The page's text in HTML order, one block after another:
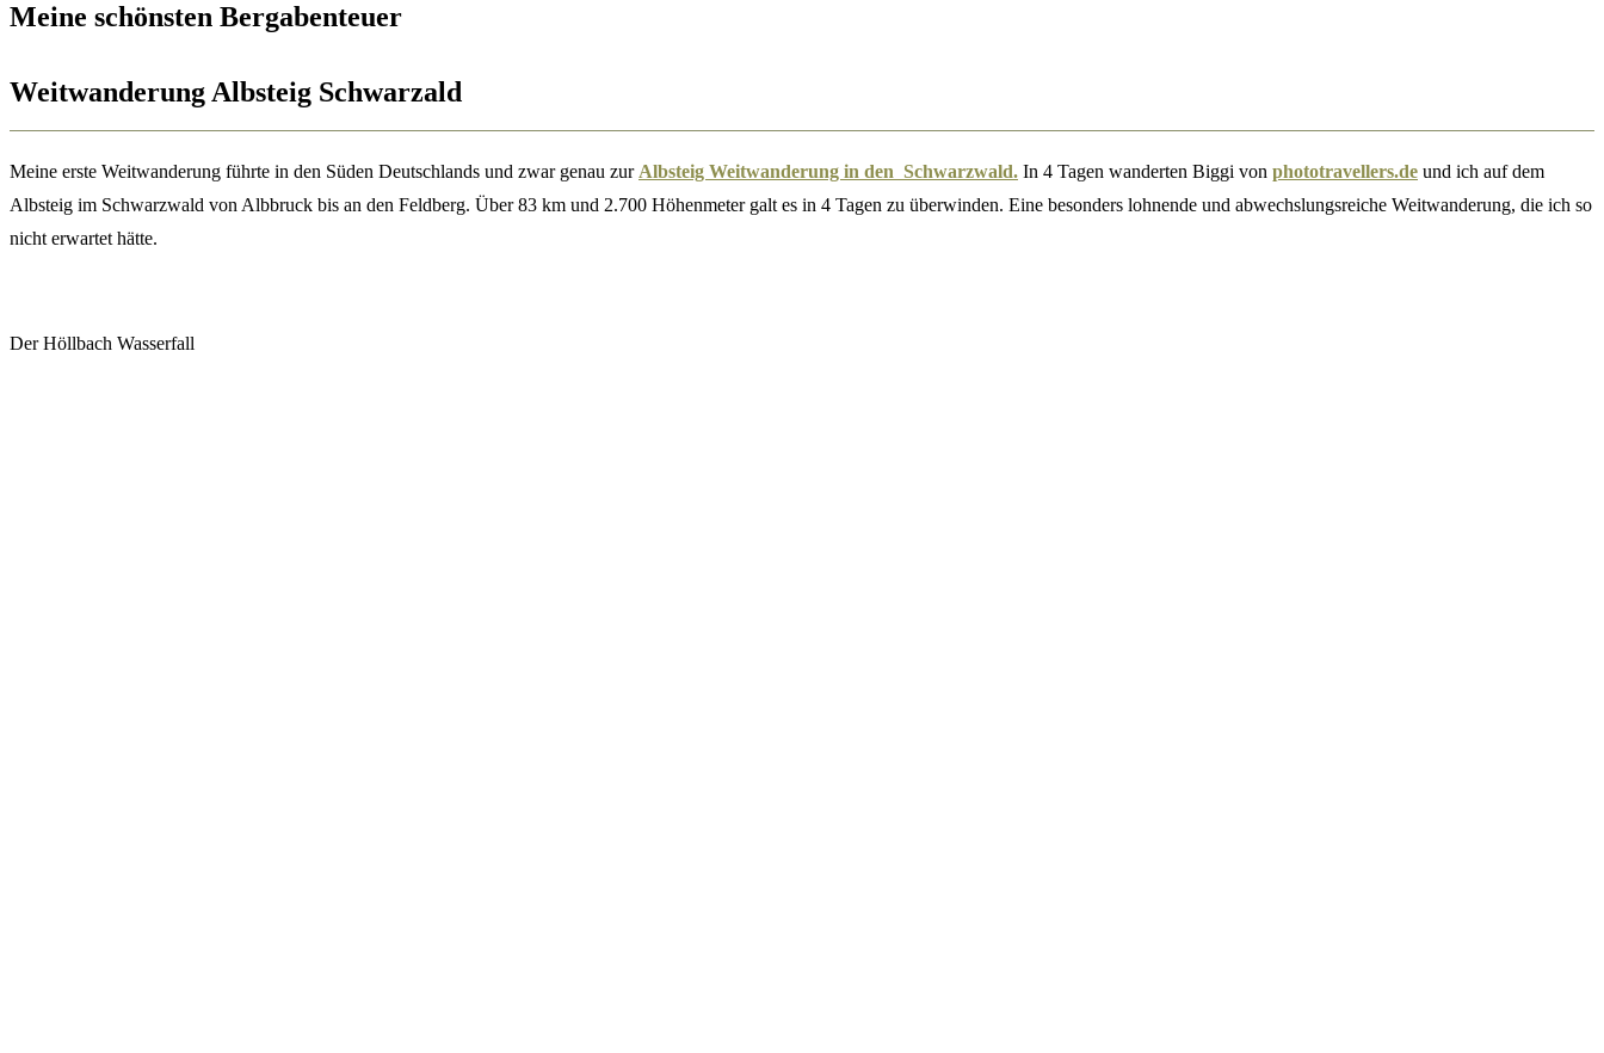
Meine schönsten Bergabenteuer
Weitwanderung Albsteig Schwarzald
Meine erste Weitwanderung führte in den Süden Deutschlands und zwar genau zur Albsteig Weitwanderung in den Schwarzwald. In 4 Tagen wanderten Biggi von phototravellers.de und ich auf dem
Albsteig im Schwarzwald von Albbruck bis an den Feldberg. Über 83 km und 2.700 Höhenmeter galt es in 4 Tagen zu überwinden. Eine besonders lohnende und abwechslungsreiche Weitwanderung, die ich so
nicht erwartet hätte.
Der Höllbach Wasserfall